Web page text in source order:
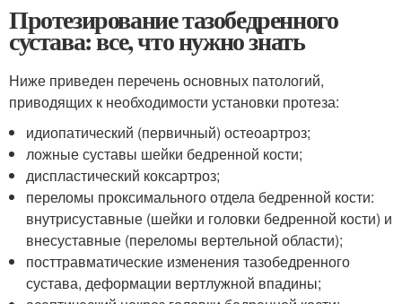
Протезирование тазобедренного
сустава: все, что нужно знать
Ниже приведен перечень основных патологий,
приводящих к необходимости установки протеза:
идиопатический (первичный) остеоартроз;
ложные суставы шейки бедренной кости;
диспластический коксартроз;
переломы проксимального отдела бедренной кости:
внутрисуставные (шейки и головки бедренной кости) и
внесуставные (переломы вертельной области);
посттравматические изменения тазобедренного
сустава, деформации вертлужной впадины;